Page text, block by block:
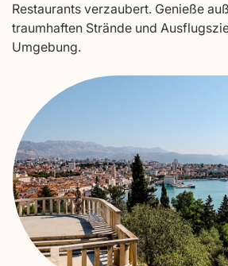
Restaurants verzaubert. Genieße
traumhaften Strände und
Umgebung.